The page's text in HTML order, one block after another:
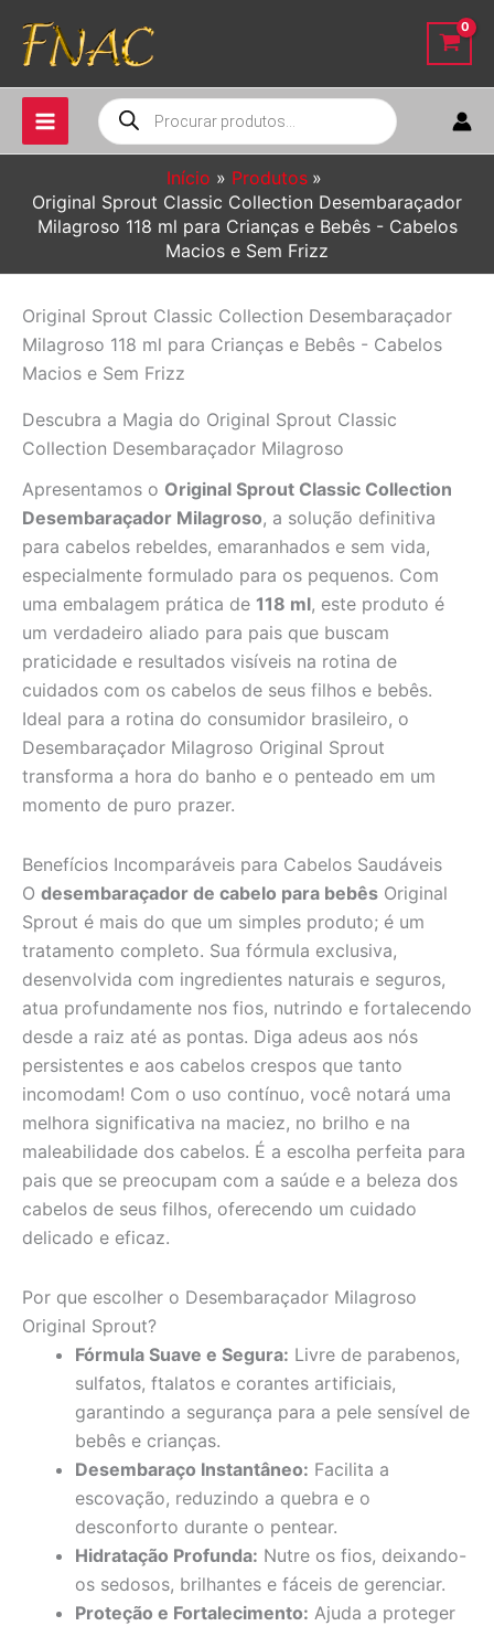
para
conteúdo
Pesquisar
produtos
Início
Produtos
Original Sprout Classic Collection Desembaraçador
Milagroso 118 ml para Crianças e Bebês - Cabelos
Macios e Sem Frizz
Original Sprout Classic Collection Desembaraçador
Milagroso 118 ml para Crianças e Bebês - Cabelos
Macios e Sem Frizz
Descubra a Magia do Original Sprout Classic
Collection Desembaraçador Milagroso
Apresentamos o Original Sprout Classic Collection
Desembaraçador Milagroso, a solução definitiva
para cabelos rebeldes, emaranhados e sem vida,
especialmente formulado para os pequenos. Com
uma embalagem prática de 118 ml, este produto é
um verdadeiro aliado para pais que buscam
praticidade e resultados visíveis na rotina de
cuidados com os cabelos de seus filhos e bebês.
Ideal para a rotina do consumidor brasileiro, o
Desembaraçador Milagroso Original Sprout
transforma a hora do banho e o penteado em um
momento de puro prazer.
Benefícios Incomparáveis para Cabelos Saudáveis
O desembaraçador de cabelo para bebês Original
Sprout é mais do que um simples produto; é um
tratamento completo. Sua fórmula exclusiva,
desenvolvida com ingredientes naturais e seguros,
atua profundamente nos fios, nutrindo e fortalecendo
desde a raiz até as pontas. Diga adeus aos nós
persistentes e aos cabelos crespos que tanto
incomodam! Com o uso contínuo, você notará uma
melhora significativa na maciez, no brilho e na
maleabilidade dos cabelos. É a escolha perfeita para
pais que se preocupam com a saúde e a beleza dos
cabelos de seus filhos, oferecendo um cuidado
delicado e eficaz.
Por que escolher o Desembaraçador Milagroso
Original Sprout?
Fórmula Suave e Segura: Livre de parabenos,
sulfatos, ftalatos e corantes artificiais,
garantindo a segurança para a pele sensível de
bebês e crianças.
Desembaraço Instantâneo: Facilita a
escovação, reduzindo a quebra e o
desconforto durante o pentear.
Hidratação Profunda: Nutre os fios, deixando-
os sedosos, brilhantes e fáceis de gerenciar.
Proteção e Fortalecimento: Ajuda a proteger